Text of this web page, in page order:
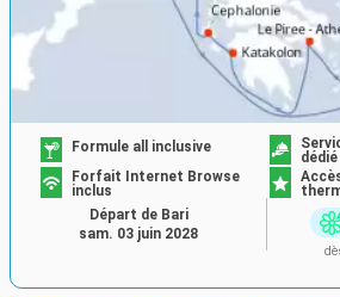
Formule all inclusive
dédié
Forfait Internet Browse
inclus
Départ de Bari
sam. 03 juin 2028